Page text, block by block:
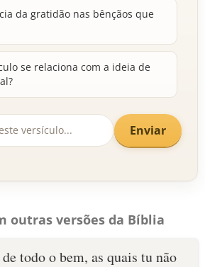
da gratidão nas bênçãos que
se relaciona com a ideia de
Enviar
outras versões da Bíblia
todo o bem, as quais tu não